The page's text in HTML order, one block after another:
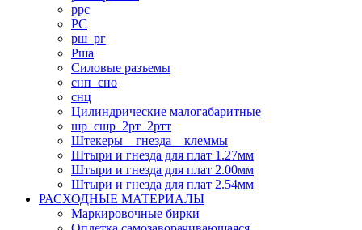
ррс
РС
рш_рг
Рша
Силовые разъемы
снп_сно
снц
Цилиндрические малогабаритные
шр_сшр_2рт_2ртт
Штекеры _ гнезда _ клеммы
Штыри и гнезда для плат 1.27мм
Штыри и гнезда для плат 2.00мм
Штыри и гнезда для плат 2.54мм
РАСХОДНЫЕ МАТЕРИАЛЫ
Маркировочные бирки